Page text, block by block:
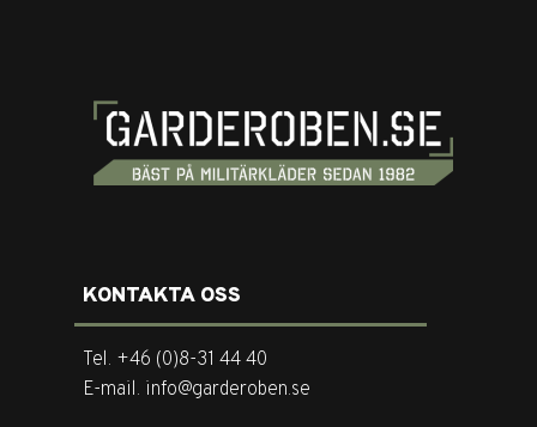
KONTAKTA OSS
Tel. +46 (0)8-31 44 40
E-mail. info@garderoben.se